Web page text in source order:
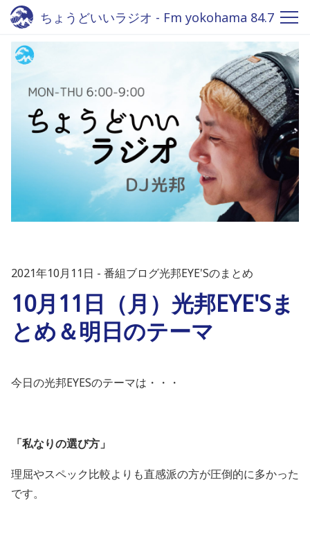
ちょうどいいラジオ - Fm yokohama 84.7
2021年10月11日 番組ブログ光邦EYE'Sのまとめ
10月11日（月）光邦EYE'Sま
とめ＆明日のテーマ
今日の光邦EYESのテーマは・・・
「私なりの選び方 」
理屈やスペック比較よりも直感派の方が圧倒的に多かった
です。